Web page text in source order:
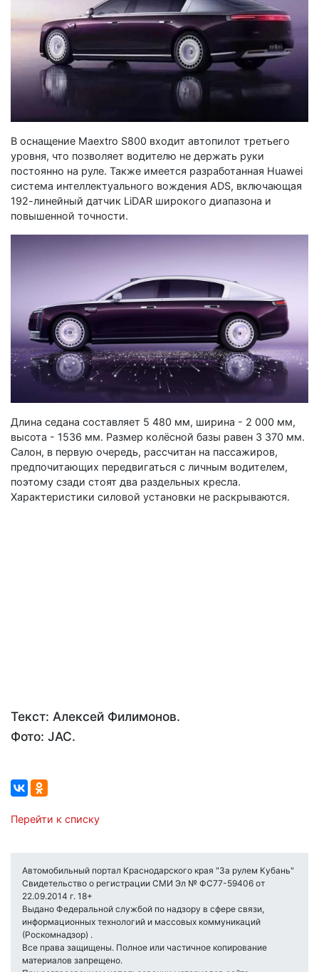
В оснащение Maextro S800 входит автопилот третьего
уровня, что позволяет водителю не держать руки
постоянно на руле. Также имеется разработанная Huawei
система интеллектуального вождения ADS, включающая
192-линейный датчик LiDAR широкого диапазона и
повышенной точности.
Длина седана составляет 5 480 мм, ширина - 2 000 мм,
высота - 1536 мм. Размер колёсной базы равен 3 370 мм.
Салон, в первую очередь, рассчитан на пассажиров,
предпочитающих передвигаться с личным водителем,
поэтому сзади стоят два раздельных кресла.
Характеристики силовой установки не раскрываются.
Текст: Алексей Филимонов.
Фото: JAC.
Перейти к списку
Автомобильный портал Краснодарского края "За рулем Кубань"
Свидетельство о регистрации СМИ Эл № ФС77-59406 от
22.09.2014 г. 18+
Выдано Федеральной службой по надзору в сфере связи,
информационных технологий и массовых коммуникаций
(Роскомнадзор) .
Все права защищены. Полное или частичное копирование
материалов запрещено.